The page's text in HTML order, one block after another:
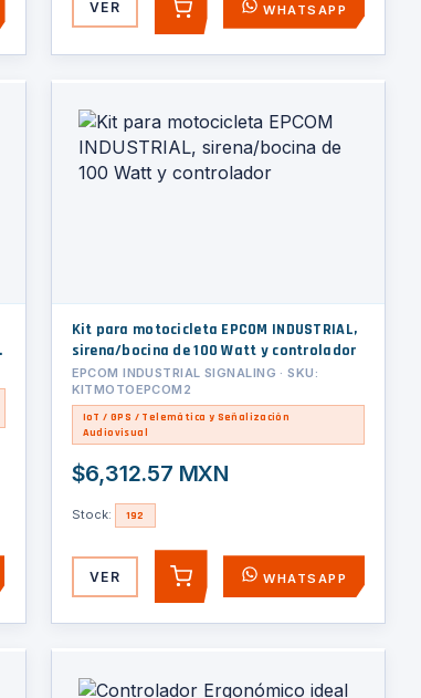
VER AGREGARWHATSAPP
Kit para motocicleta EPCOM INDUSTRIAL,
sirena/bocina de 100 Watt y controlador
EPCOM INDUSTRIAL SIGNALING · SKU:
KITMOTOEPCOM2
IoT / GPS / Telemática y Señalización
Audiovisual
$6,312.57 MXN
Stock: 192
VER AGREGARWHATSAPP